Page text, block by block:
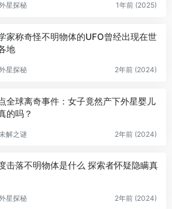
星探秘 1年前 (2025)
家称奇怪不明物体的UFO曾经出现在世
地
星探秘 2年前 (2024)
全球离奇事件：女子竟然产下外星婴儿
的吗？
解之谜 2年前 (2024)
击落不明物体是什么 探索者怀疑隐瞒真
星探秘 2年前 (2024)